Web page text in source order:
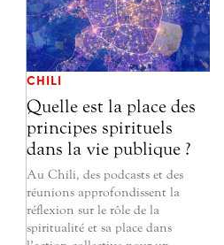
CHILI
Quelle est la place des
principes spirituels
dans la vie publique ?
Au Chili, des podcasts et des
réunions approfondissent la
réflexion sur le rôle de la
spiritualité et sa place dans